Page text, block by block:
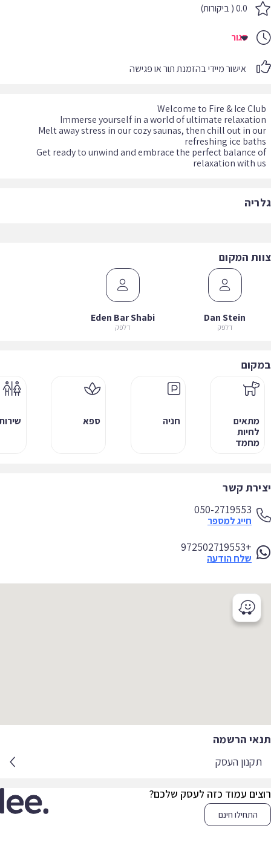
0.0 ( ביקורות)
סגור
אישור מיידי בהזמנת תור או פגישה
Melt away stress in our cozy saunas, then chill out in
Get ready to unwind and embrace the perfect balance
relaxation with
המקום
Dan Stein
דלפק
Eden Bar Shabi
דלפק
מתאים
לחיות
מחמד
חניה ספא שירותים
קשר
050-2719553
חייג למספר
+972502719553
שלח הודעה
הרשמה
תקנון העסק
עמוד כזה לעסק שלכם?
התחילו חינם